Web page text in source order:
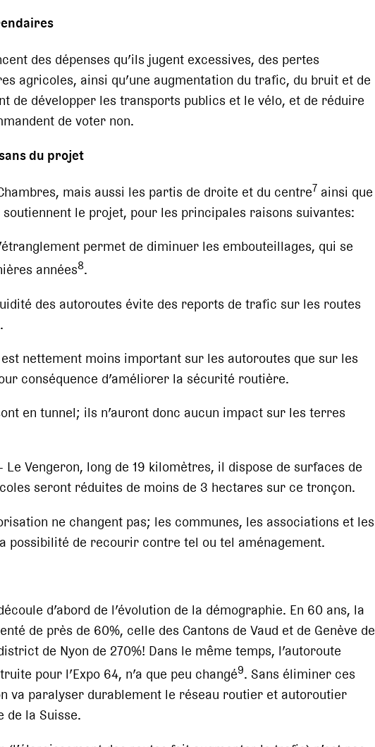
des dépenses qu’ils jugent excessives, des pertes
agricoles, ainsi qu’une augmentation du trafic, du bruit et de
de développer les transports publics et le vélo, et de réduire
de voter non.
du projet
mais aussi les partis de droite et du centre7 ainsi que
le projet, pour les principales raisons suivantes:
permet de diminuer les embouteillages, qui se
années8.
des autoroutes évite des reports de trafic sur les routes
nettement moins important sur les autoroutes que sur les
conséquence d’améliorer la sécurité routière.
en tunnel; ils n’auront donc aucun impact sur les terres
Le Vengeron, long de 19 kilomètres, il dispose de surfaces de
seront réduites de moins de 3 hectares sur ce tronçon.
ne changent pas; les communes, les associations et les
possibilité de recourir contre tel ou tel aménagement.
d’abord de l’évolution de la démographie. En 60 ans, la
de près de 60%, celle des Cantons de Vaud et de Genève de
de Nyon de 270%! Dans le même temps, l’autoroute
pour l’Expo 64, n’a que peu changé9. Sans éliminer ces
va paralyser durablement le réseau routier et autoroutier
de la Suisse.